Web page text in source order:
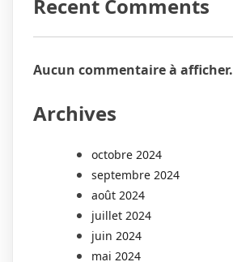
Recent Comments
Aucun commentaire à afficher.
Archives
octobre 2024
septembre 2024
août 2024
juillet 2024
juin 2024
mai 2024